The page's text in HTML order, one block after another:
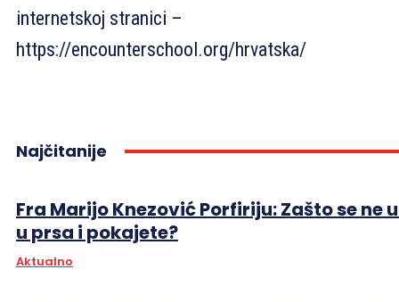
internetskoj stranici –
https://encounterschool.org/hrvatska/
Najčitanije
Fra Marijo Knezović Porfiriju: Zašto se ne
u prsa i pokajete?
Aktualno